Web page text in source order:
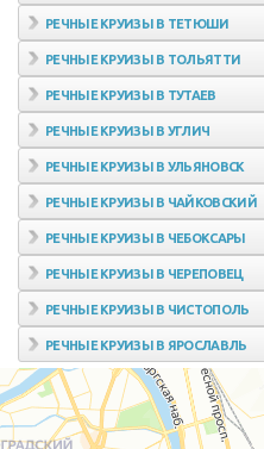
РЕЧНЫЕ КРУИЗЫ В ТЕТЮШИ
РЕЧНЫЕ КРУИЗЫ В ТОЛЬЯТТИ
РЕЧНЫЕ КРУИЗЫ В ТУТАЕВ
РЕЧНЫЕ КРУИЗЫ В УГЛИЧ
РЕЧНЫЕ КРУИЗЫ В УЛЬЯНОВСК
РЕЧНЫЕ КРУИЗЫ В ЧАЙКОВСКИЙ
РЕЧНЫЕ КРУИЗЫ В ЧЕБОКСАРЫ
РЕЧНЫЕ КРУИЗЫ В ЧЕРЕПОВЕЦ
РЕЧНЫЕ КРУИЗЫ В ЧИСТОПОЛЬ
РЕЧНЫЕ КРУИЗЫ В ЯРОСЛАВЛЬ